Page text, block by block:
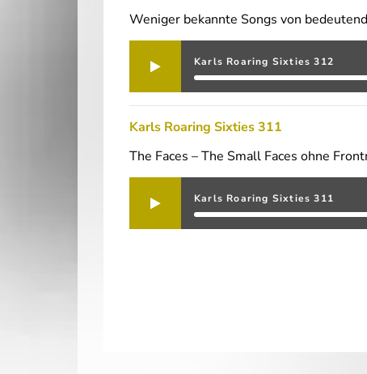
Weniger bekannte Songs von
Karls Roaring Sixties 312
Karls Roaring Sixties 311
The Faces – The Small Faces ohne
Karls Roaring Sixties 311